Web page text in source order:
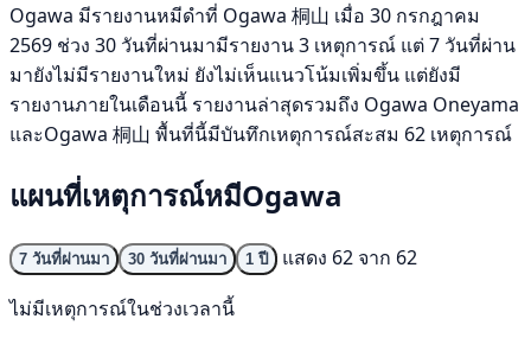
Ogawa มีรายงานหมีดำที่ Ogawa 桐山 เมื่อ 30 กรกฎาคม
2569 ช่วง 30 วันที่ผ่านมามีรายงาน 3 เหตุการณ์ แต่ 7 วันที่ผ่าน
มายังไม่มีรายงานใหม่ ยังไม่เห็นแนวโน้มเพิ่มขึ้น แต่ยังมี
รายงานภายในเดือนนี้ รายงานล่าสุดรวมถึง Ogawa Oneyama
และOgawa 桐山 พื้นที่นี้มีบันทึกเหตุการณ์สะสม 62 เหตุการณ์
แผนที่เหตุการณ์หมีOgawa
7 วันที่ผ่านมา 30 วันที่ผ่านมา 1 ปี
แสดง 62 จาก 62
ไม่มีเหตุการณ์ในช่วงเวลานี้